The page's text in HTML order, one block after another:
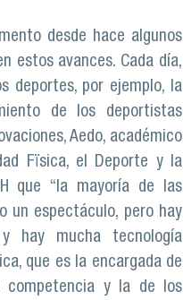
desde hace algunos
estos avances. Cada día,
deportes, por ejemplo, la
de los deportistas
Aedo, académico
Fïsica, el Deporte y la
que “la mayoría de las
un espectáculo, pero hay
hay mucha tecnología
que es la encargada de
y la de los